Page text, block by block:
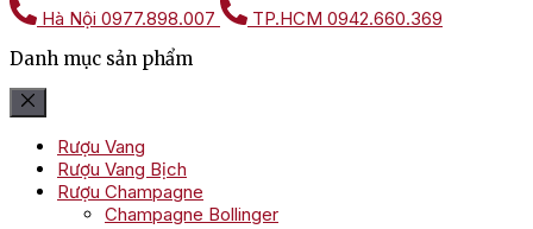
Hà Nội 0977.898.007 TP.HCM 0942.660.369
Danh mục sản phẩm
Rượu Vang
Rượu Vang Bịch
Rượu Champagne
Champagne Bollinger